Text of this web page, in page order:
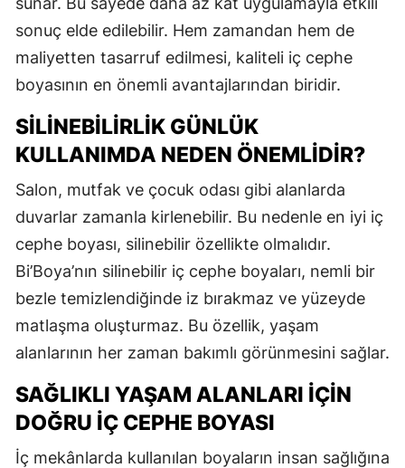
sonuç elde edilebilir. Hem zamandan hem de
maliyetten tasarruf edilmesi, kaliteli iç cephe
boyasının en önemli avantajlarından biridir.
SILINEBILIRLIK GÜNLÜK
KULLANIMDA NEDEN ÖNEMLIDIR?
Salon, mutfak ve çocuk odası gibi alanlarda
duvarlar zamanla kirlenebilir. Bu nedenle en iyi iç
cephe boyası, silinebilir özellikte olmalıdır.
Bi’Boya’nın silinebilir iç cephe boyaları, nemli bir
bezle temizlendiğinde iz bırakmaz ve yüzeyde
matlaşma oluşturmaz. Bu özellik, yaşam
alanlarının her zaman bakımlı görünmesini sağlar.
SAĞLIKLI YAŞAM ALANLARI İÇIN
DOĞRU İÇ CEPHE BOYASI
İç mekânlarda kullanılan boyaların insan sağlığına